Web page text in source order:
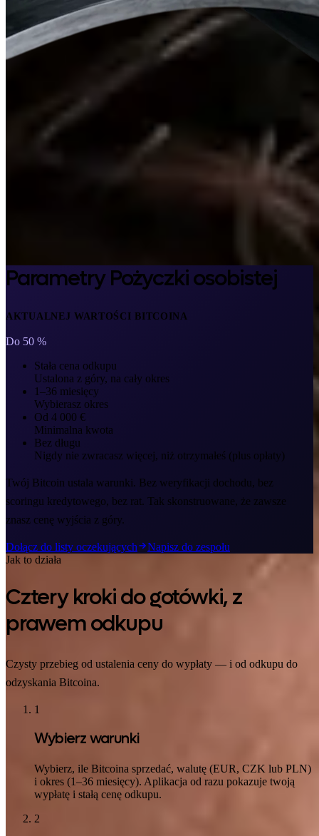
Parametry Pożyczki osobistej
AKTUALNEJ WARTOŚCI BITCOINA
Do 50 %
Stała cena odkupu
Ustalona z góry, na cały okres
1–36 miesięcy
Wybierasz okres
Od 4 000 €
Minimalna kwota
Bez długu
Nigdy nie zwracasz więcej, niż otrzymałeś (plus opłaty)
Twój Bitcoin ustala warunki. Bez weryfikacji dochodu, bez
scoringu kredytowego, bez rat. Tak skonstruowane, że zawsze
znasz cenę wyjścia z góry.
Dołącz do listy oczekujących
Napisz do zespołu
Jak to działa
Cztery kroki do gotówki, z
prawem odkupu
Czysty przebieg od ustalenia ceny do wypłaty — i od odkupu do
odzyskania Bitcoina.
1
Wybierz warunki
Wybierz, ile Bitcoina sprzedać, walutę (EUR, CZK lub PLN)
i okres (1–36 miesięcy). Aplikacja od razu pokazuje twoją
wypłatę i stałą cenę odkupu.
2